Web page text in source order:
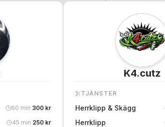
60 min 300kr
45 min 250kr
K4.cutz
TJÄNSTER
Herrklipp & Skägg
Herrklipp